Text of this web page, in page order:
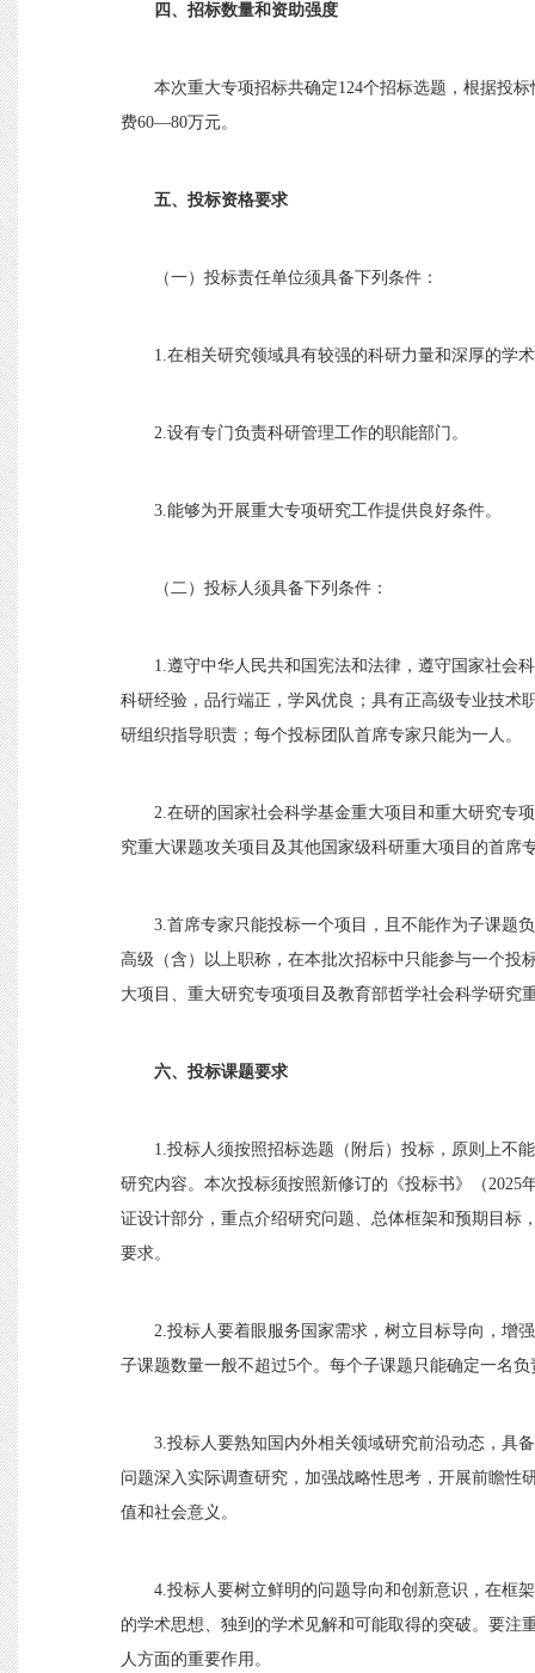
四、招标数量和资助强度
本次重大专项招标共确定124个招标选题，根据投
费60—80万元。
五、投标资格要求
（一）投标责任单位须具备下列条件：
1.在相关研究领域具有较强的科研力量和深厚的学
2.设有专门负责科研管理工作的职能部门。
3.能够为开展重大专项研究工作提供良好条件。
（二）投标人须具备下列条件：
1.遵守中华人民共和国宪法和法律，遵守国家社会
科研经验，品行端正，学风优良；具有正高级专业技术
研组织指导职责；每个投标团队首席专家只能为一人。
2.在研的国家社会科学基金重大项目和重大研究专
究重大课题攻关项目及其他国家级科研重大项目的首席
3.首席专家只能投标一个项目，且不能作为子课题
高级（含）以上职称，在本批次招标中只能参与一个投
大项目、重大研究专项项目及教育部哲学社会科学研究
六、投标课题要求
1.投标人须按照招标选题（附后）投标，原则上不
研究内容。本次投标须按照新修订的《投标书》（
证设计部分，重点介绍研究问题、总体框架和预期目标
要求。
2.投标人要着眼服务国家需求，树立目标导向，增
子课题数量一般不超过5个。每个子课题只能确定一名
3.投标人要熟知国内外相关领域研究前沿动态，具
问题深入实际调查研究，加强战略性思考，开展前瞻性
值和社会意义。
4.投标人要树立鲜明的问题导向和创新意识，在框
的学术思想、独到的学术见解和可能取得的突破。要注
人方面的重要作用。